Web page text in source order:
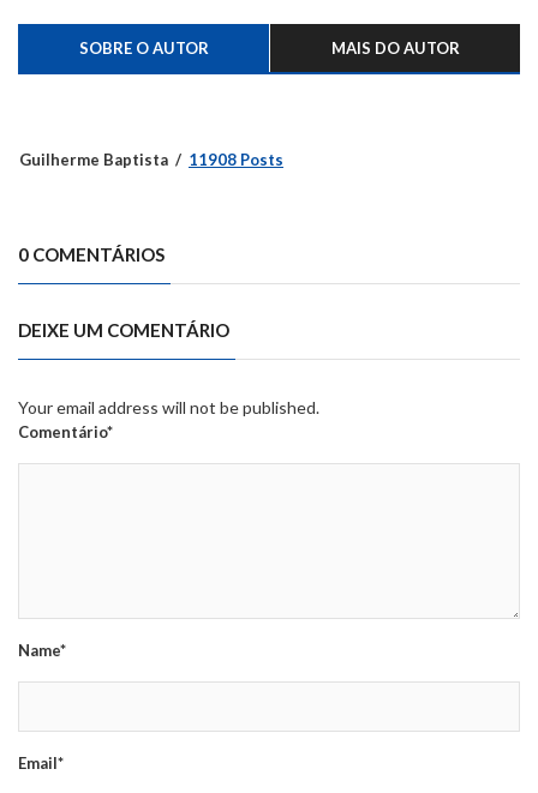
SOBRE O AUTOR MAIS DO AUTOR
Guilherme Baptista 11908 Posts
0 COMENTÁRIOS
DEIXE UM COMENTÁRIO
Your email address will not be published.
Comentário*
Name*
Email*